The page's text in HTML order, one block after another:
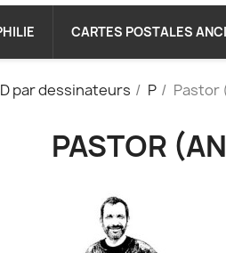
CARTES POSTALES
par dessinateurs P Pastor
PASTOR